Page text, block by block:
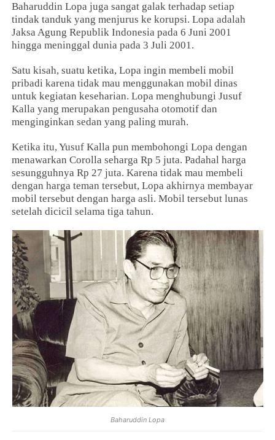
Baharuddin Lopa juga sangat galak terhadap setiap
tindak tanduk yang menjurus ke korupsi. Lopa adalah
Jaksa Agung Republik Indonesia pada 6 Juni 2001
hingga meninggal dunia pada 3 Juli 2001.
Satu kisah, suatu ketika, Lopa ingin membeli mobil
pribadi karena tidak mau menggunakan mobil dinas
untuk kegiatan keseharian. Lopa menghubungi Jusuf
Kalla yang merupakan pengusaha otomotif dan
menginginkan sedan yang paling murah.
Ketika itu, Yusuf Kalla pun membohongi Lopa dengan
menawarkan Corolla seharga Rp 5 juta. Padahal harga
sesungguhnya Rp 27 juta. Karena tidak mau membeli
dengan harga teman tersebut, Lopa akhirnya membayar
mobil tersebut dengan harga asli. Mobil tersebut lunas
setelah dicicil selama tiga tahun.
Baharuddin Lopa